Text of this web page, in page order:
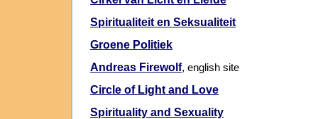
Spiritualiteit en Seksualiteit
Groene Politiek
Andreas Firewolf, english site
Circle of Light and Love
Spirituality and Sexuality